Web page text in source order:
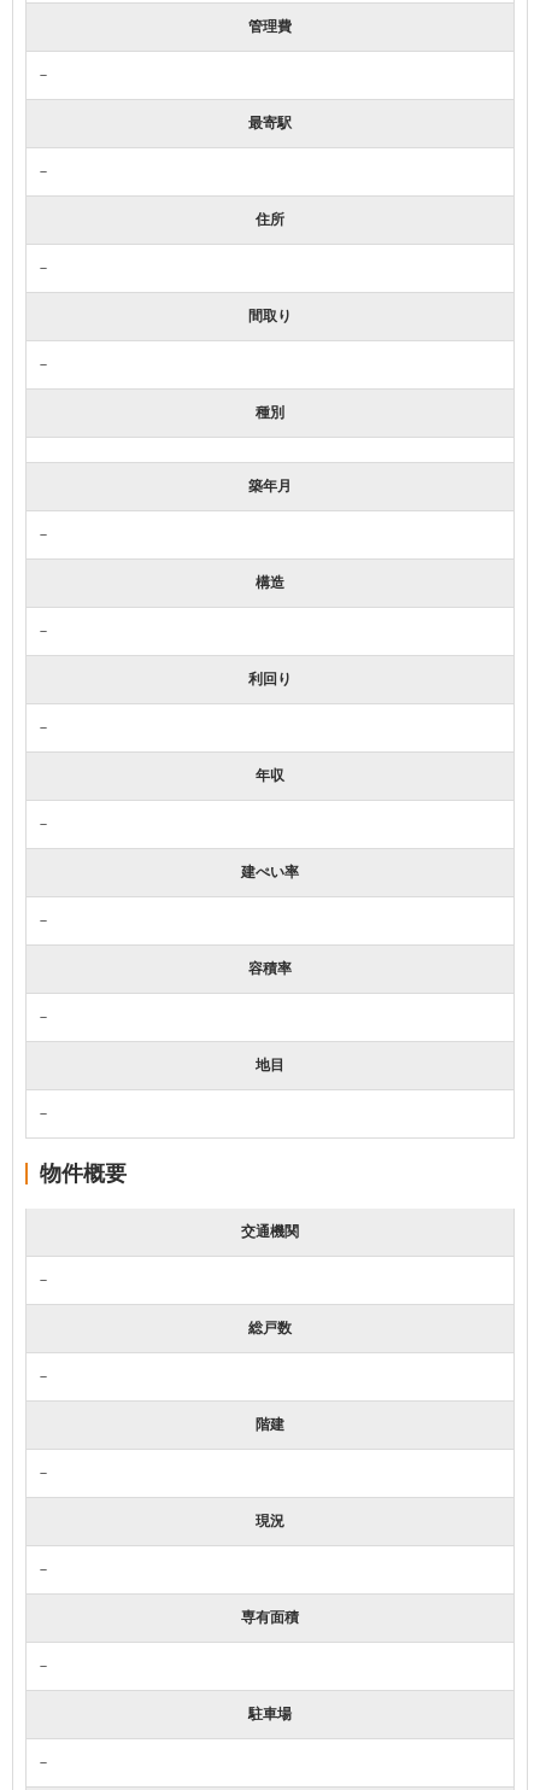
管理費
－
最寄駅
－
住所
－
間取り
－
種別
築年月
－
構造
－
利回り
－
年収
－
建ぺい率
－
容積率
－
地目
－
物件概要
交通機関
－
総戸数
－
階建
－
現況
－
専有面積
－
駐車場
－